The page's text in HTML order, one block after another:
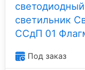
светодиодный
светильник
ССдП 01
Под заказ